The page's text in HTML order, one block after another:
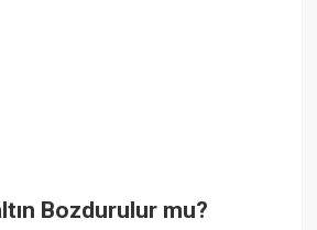
Bozdurulur mu?